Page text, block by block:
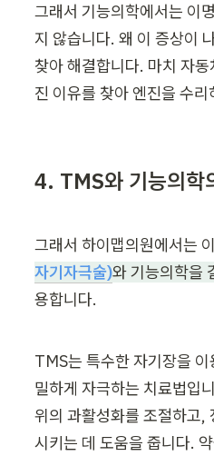
그래서 기능의학에서는 이
지 않습니다. 왜 이 증상이
찾아 해결합니다. 마치 자
진 이유를 찾아 엔진을 수리
4. TMS와 기능의학
그래서 하이맵의원에서는
자기자극술)와 기능의학을
용합니다.
TMS는 특수한 자기장을
밀하게 자극하는 치료법입
위의 과활성화를 조절하고,
시키는 데 도움을 줍니다.